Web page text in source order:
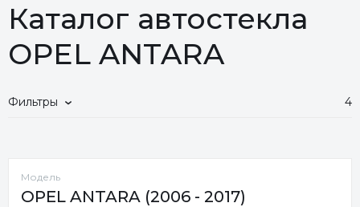
Каталог автостекла
OPEL ANTARA
Фильтры 4
Модель
OPEL ANTARA (2006 - 2017)